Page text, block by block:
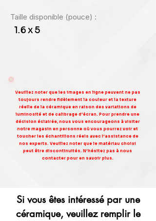
Taille disponible (pouce) :
1.6 x 5
Veuillez noter que les images en ligne peuvent ne pas
toujours rendre fidèlement la couleur et la texture
réelle de la céramique en raison des variations de
luminosité et de calibrage d'écran. Pour prendre une
décision éclairée, nous vous encourageons à visiter
notre magasin en personne où vous pourrez voir et
toucher les échantillons réels avec l'assistance de
nos experts. Veuillez noter que le matériau choisi
peut être discontinuités. N'hésitez pas à nous
contacter pour en savoir plus.
Si vous êtes intéressé par une
céramique, veuillez remplir le